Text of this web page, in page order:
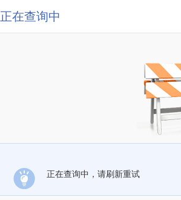
正在查询中
正在查询中，请刷新重试